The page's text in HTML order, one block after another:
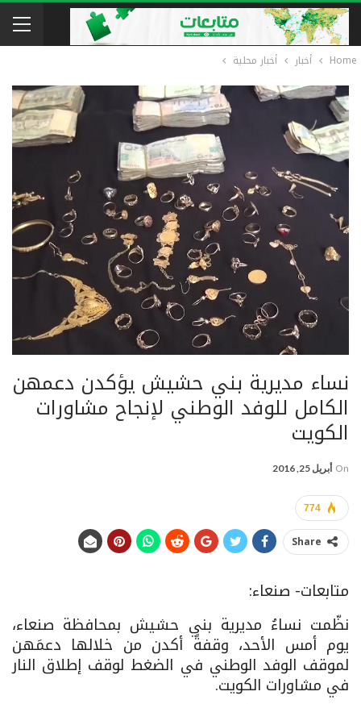
Home أخبار أخبار محلية
نساء مديرية بني حشيش يؤكدن دعمهن
الكامل للوفد الوطني لإنجاح مشاورات
الكويت
On أبريل 25, 2016
774
Share
متابعات- صنعاء:
نظّمت نساءُ مديرية بني حشيش بمحافظة صنعاء،
يوم أمس الأحد، وقفةً أكدن من خلالها دعمَهن
لموقف الوفد الوطني في الضغط لوقف إطلاق النار
في مشاورات الكويت.